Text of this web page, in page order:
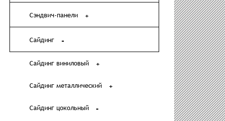
Сэндвич-панели
Сайдинг
Сайдинг виниловый
Сайдинг металлический
Сайдинг цокольный